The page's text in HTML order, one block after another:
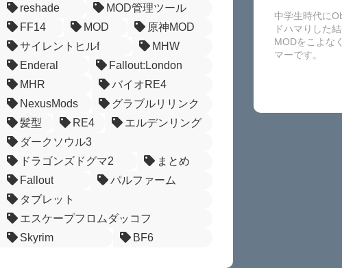
reshade
MOD管理ツール
FF14
MOD
原神MOD
サイレントヒルf
MHW
Enderal
Fallout:London
MHR
バイオRE4
NexusMods
グラブルリリンク
髪型
RE4
エルデンリング
ダークソウル3
ドラゴンズドグマ2
まとめ
Fallout
パルファーム
タブレット
エスケープフロムダッコフ
Skyrim
BF6
中学生時代に
ドハマりした
MODをこよな
マーです。